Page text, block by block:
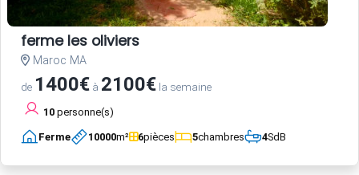
ferme les oliviers
Maroc MA
de 1400€ à 2100€ la semaine
10 personne(s)
Ferme 10000m² 6pièces 5chambres 4SdB